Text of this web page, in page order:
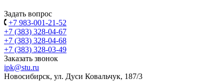
Задать вопрос
+7 983-001-21-52
+7 (383) 328-04-67
+7 (383) 328-04-68
+7 (383) 328-03-49
Заказать звонок
ipk@stu.ru
Новосибирск, ул. Дуси Ковальчук, 187/3